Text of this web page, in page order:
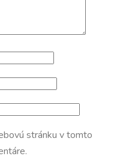
stránku v tomto